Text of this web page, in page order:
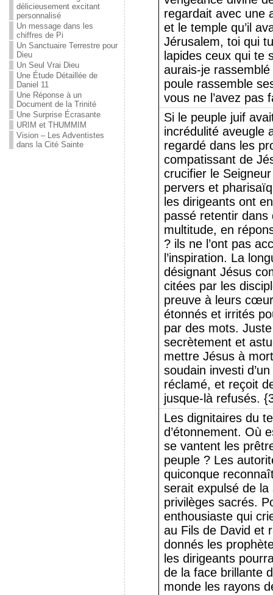
délicieusement excitant
personnalisé
Un message dans les
chiffres de Pi
Un Sanctuaire Terrestre pour
Dieu
Un Seul Vrai Dieu
Une Étude Détaillée de
Daniel 11
Une Réponse à un
Document de la Trinité
Une Surprise Écrasante
URIM et THUMMIM
Vision – Les Adventistes
dans la Cité Sainte
regardait avec une
et le temple qu’il
Jérusalem, toi qui
lapides ceux qui te
aurais-je
poule rassemble
vous ne l’avez pas
Si le peuple juif
incrédulité aveugle
regardé dans les
compatissant de
crucifier le
pervers et
les dirigeants ont
passé retentir
multitude, en
? ils ne l’ont pas
l’inspiration. La
désignant Jésus
citées par les
preuve à leurs
étonnés et irrités
par des mots.
secrètement et
mettre Jésus à
soudain investi
réclamé, et reçoit
jusque-là refusés.
Les dignitaires du
d’étonnement. Où
se vantent les
peuple ? Les
quiconque
serait expulsé de
privilèges sacrés.
enthousiaste qui
au Fils de David et
donnés les
les dirigeants
de la face brillante
monde les rayons